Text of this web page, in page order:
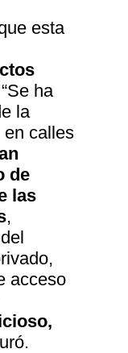
esta
ha
la
calles
de
las
,
acceso